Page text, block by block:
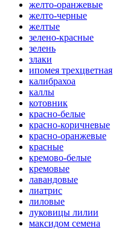
желто-оранжевые
желто-черные
желтые
зелено-красные
зелень
злаки
ипомея трехцветная
калибрахоа
каллы
котовник
красно-белые
красно-коричневые
красно-оранжевые
красные
кремово-белые
кремовые
лавандовые
лиатрис
лиловые
луковицы лилии
максидом семена